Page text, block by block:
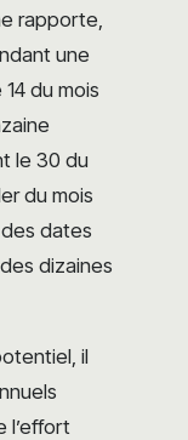
rapporte,
une
du mois
le 30 du
du mois
dates
dizaines
il
l’effort